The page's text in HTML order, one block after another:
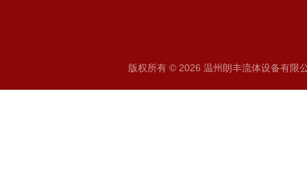
版权所有 © 2026 温州朗丰流体设备有限